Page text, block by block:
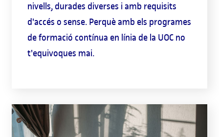
nivells, durades diverses i amb requisits
d'accés o sense. Perquè amb els programes
de formació contínua en línia de la UOC no
t'equivoques mai.